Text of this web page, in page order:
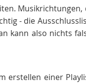
Musikrichtungen,
- die
kann also nichts
erstellen einer